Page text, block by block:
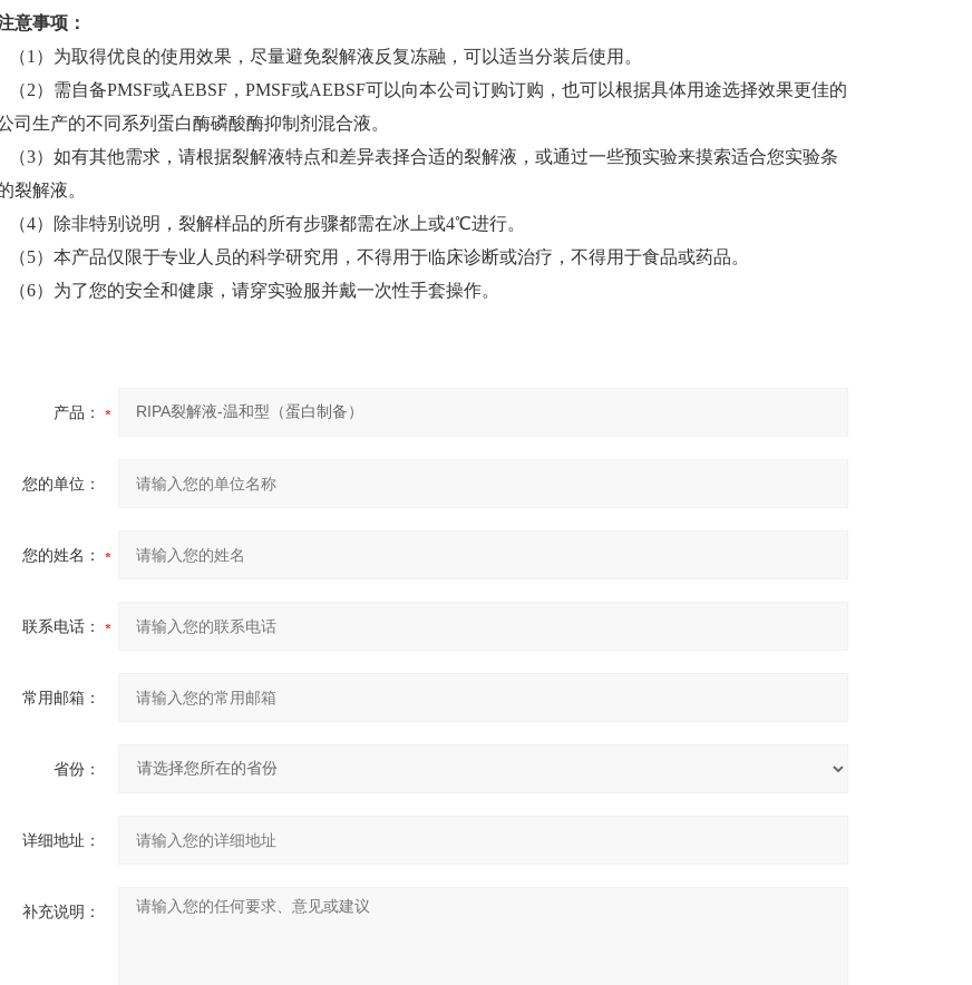
意事项：
（1）为取得优良的使用效果，尽量避免裂解液反复冻融，可以适当分装后使用。
（2）需自备PMSF或AEBSF，PMSF或AEBSF可以向本公司订购订购，也可以根据具体用途选择效果更佳的
司生产的不同系列蛋白酶磷酸酶抑制剂混合液。
（3）如有其他需求，请根据裂解液特点和差异表择合适的裂解液，或通过一些预实验来摸索适合您实验条
裂解液。
（4）除非特别说明，裂解样品的所有步骤都需在冰上或4℃进行。
（5）本产品仅限于专业人员的科学研究用，不得用于临床诊断或治疗，不得用于食品或药品。
（6）为了您的安全和健康，请穿实验服并戴一次性手套操作。
产品：
您的单位：
您的姓名：
联系电话：
常用邮箱：
省份：
详细地址：
补充说明：